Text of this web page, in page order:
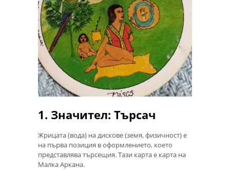
1. Значител: Търсач
Жрицата (вода) на дискове (земя, физичност) е
на първа позиция в оформлението, което
представлява търсещия. Тази карта е карта на
Малка Аркана.